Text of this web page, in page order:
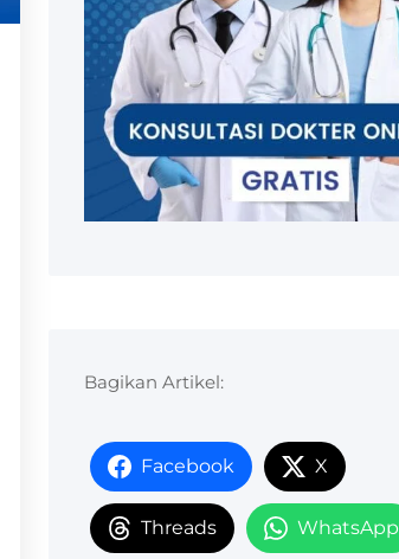
Bagikan Artikel:
Facebook X
Threads WhatsApp